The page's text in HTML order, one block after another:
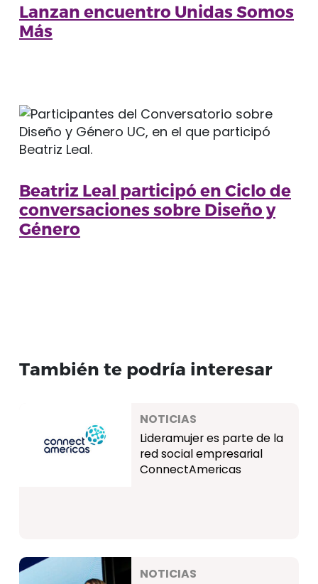
Lanzan encuentro Unidas Somos
Más
Beatriz Leal participó en Ciclo de
conversaciones sobre Diseño y
Género
También te podría interesar
NOTICIAS
Lideramujer es parte de la
red social empresarial
ConnectAmericas
NOTICIAS